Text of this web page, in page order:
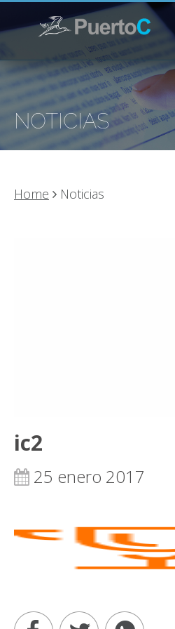
NOTICIAS
Home Noticias
ic2
25 enero 2017